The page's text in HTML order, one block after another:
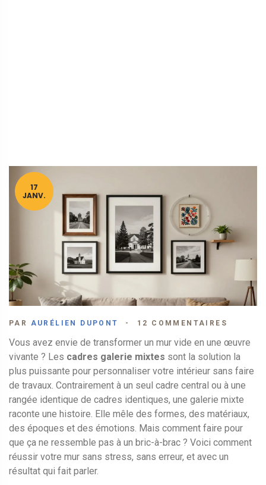
17
JANV.
PAR AURÉLIEN DUPONT 12 COMMENTAIRES
Vous avez envie de transformer un mur vide en une œuvre
vivante ? Les cadres galerie mixtes sont la solution la
plus puissante pour personnaliser votre intérieur sans faire
de travaux. Contrairement à un seul cadre central ou à une
rangée identique de cadres identiques, une galerie mixte
raconte une histoire. Elle mêle des formes, des matériaux,
des époques et des émotions. Mais comment faire pour
que ça ne ressemble pas à un bric-à-brac ? Voici comment
réussir votre mur sans stress, sans erreur, et avec un
résultat qui fait parler.